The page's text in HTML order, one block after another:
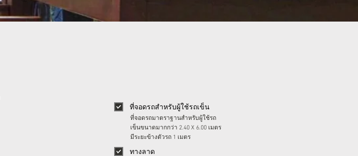
ที่จอดรถสำหรับผู้ใช้รถเข็น
ที่จอดรถมาตราฐานสำหรับผู้ใช้รถ
เข็นขนาดมากกว่า 2.40 X 6.00 เมตร
มีระยะข้างตัวรถ 1 เมตร
ทางลาด